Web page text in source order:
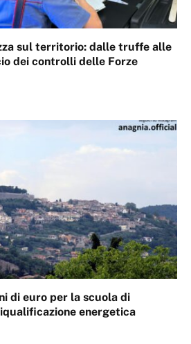
sul territorio: dalle truffe alle
dei controlli delle Forze
di euro per la scuola di
energetica